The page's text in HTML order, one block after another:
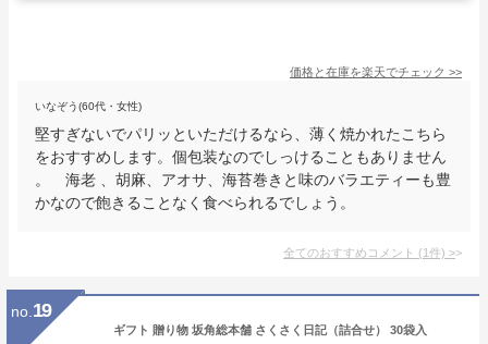
価格と在庫を楽天でチェック >>
いなぞう(60代・女性)
堅すぎないでパリッといただけるなら、薄く焼かれたこちら
をおすすめします。個包装なのでしっけることもありません
。 海老 、胡麻、アオサ、海苔巻きと味のバラエティーも豊
かなので飽きることなく食べられるでしょう。
全てのおすすめコメント (1件) >
no. 19
ギフト 贈り物 坂角総本舗 さくさく日記（詰合せ） 30袋入